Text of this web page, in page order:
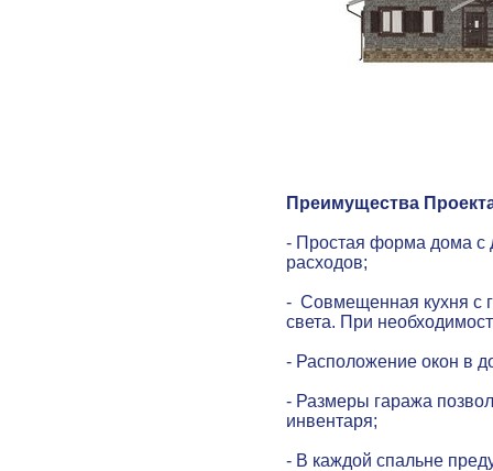
Преимущества
- Простая форма дома с
расходов;
- Совмещенная кухня с
света. При
- Расположение окон в
- Размеры гаража
инвентаря;
- В каждой спальне